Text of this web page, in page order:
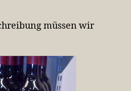
gibt
Glück
Flaschen
müssen wir